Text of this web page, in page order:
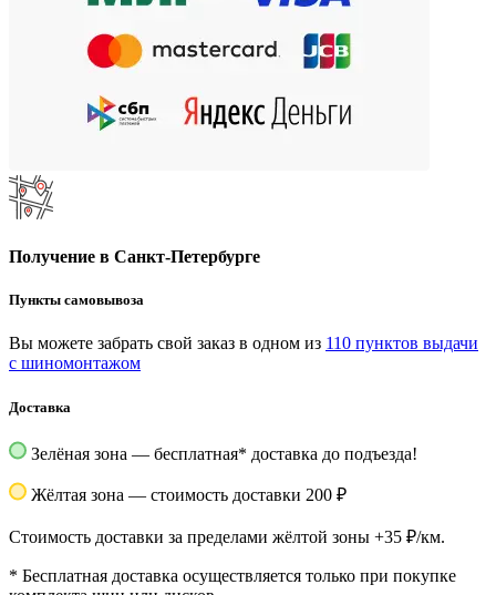
Получение в Санкт-Петербурге
Пункты самовывоза
Вы можете забрать свой заказ в одном из 110 пунктов выдачи
с шиномонтажом
Доставка
Зелёная зона — бесплатная* доставка до подъезда!
Жёлтая зона — стоимость доставки 200 ₽
Стоимость доставки за пределами жёлтой зоны +35 ₽/км.
* Бесплатная доставка осуществляется только при покупке